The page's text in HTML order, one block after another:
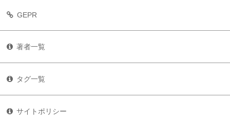
GEPR
著者一覧
タグ一覧
サイトポリシー